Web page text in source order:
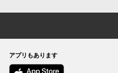
アプリもあります